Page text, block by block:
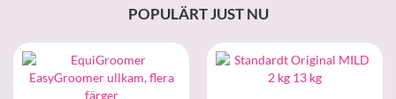
POPULÄRT JUST NU